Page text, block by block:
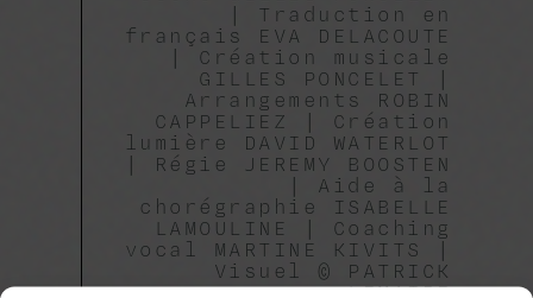
| Traduction en
français EVA DELACOUTE
| Création musicale
GILLES PONCELET |
Arrangements ROBIN
CAPPELIEZ | Création
lumière DAVID WATERLOT
| Régie JEREMY BOOSTEN
| Aide à la
chorégraphie ISABELLE
LAMOULINE | Coaching
vocal MARTINE KIVITS |
Visuel © PATRICK